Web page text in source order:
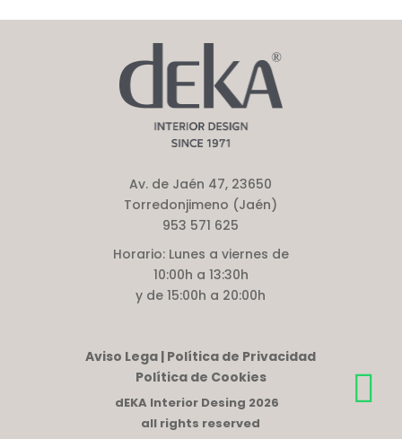
Av. de Jaén 47, 23650
Torredonjimeno (Jaén)
953 571 625
Horario:Lunes a viernes de
10:00h a 13:30h
y de 15:00h a 20:00h
Aviso Lega | Política de Privacidad
Política de Cookies
dEKA Interior Desing 2026
all rights reserved